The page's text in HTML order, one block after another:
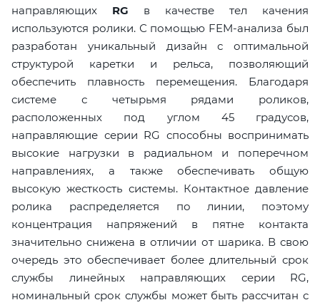
направляющих RG в качестве тел качения
используются ролики. С помощью FEM-анализа был
разработан уникальный дизайн с оптимальной
структурой каретки и рельса, позволяющий
обеспечить плавность перемещения. Благодаря
системе с четырьмя рядами роликов,
расположенных под углом 45 градусов,
направляющие серии RG способны воспринимать
высокие нагрузки в радиальном и поперечном
направлениях, а также обеспечивать общую
высокую жесткость системы. Контактное давление
ролика распределяется по линии, поэтому
концентрация напряжений в пятне контакта
значительно снижена в отличии от шарика. В свою
очередь это обеспечивает более длительный срок
службы линейных направляющих серии RG,
номинальный срок службы может быть рассчитан с